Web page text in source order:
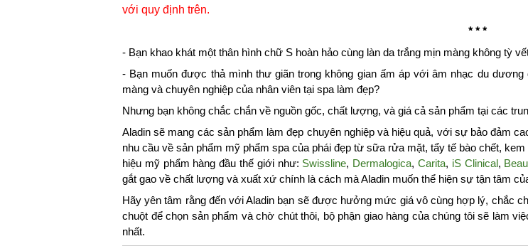
với quy định trên.
* * *
- Bạn khao khát một thân hình chữ S hoàn hảo cùng làn da trắng mịn màng không tỳ
- Bạn muốn được thả mình thư giãn trong không gian ấm áp với âm nhạc du
màng và chuyên nghiệp của nhân viên tại spa làm đẹp?
Nhưng bạn không chắc chắn về nguồn gốc, chất lượng, và giá cả sản phẩm tại các
Aladin sẽ mang các sản phẩm làm đẹp chuyên nghiệp và hiệu quả, với sự bảo đảm
nhu cầu về sản phẩm mỹ phẩm spa của phái đẹp từ sữa rửa mặt, tẩy tế bào chết,
hiệu mỹ phẩm hàng đầu thế giới như: Swissline, Dermalogica, Carita, iS Clinical,
gắt gao về chất lượng và xuất xứ chính là cách mà Aladin muốn thể hiện sự tận tâm
Hãy yên tâm rằng đến với Aladin bạn sẽ được hưởng mức giá vô cùng hợp lý, chắc
chuột để chọn sản phẩm và chờ chút thôi, bộ phận giao hàng của chúng tôi sẽ làm
nhất.